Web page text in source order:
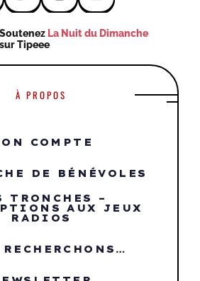
Soutenez La Nuit du Dimanche
sur Tipeee
À PROPOS
COMPTE
DE BÉNÉVOLES
TRONCHES –
AUX JEUX
RADIOS